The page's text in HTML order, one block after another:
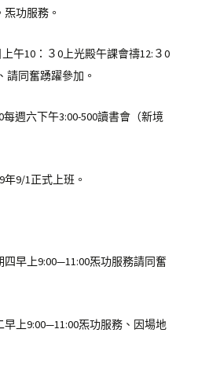
功服務。
午10：３0上光殿午課會禱12:３0
請同奮踴躍參加。
週六下午3:00-500讀書會（新境
9/1正式上班。
早上9:00—11:00炁功服務請同奮
上9:00—11:00炁功服務、因場地